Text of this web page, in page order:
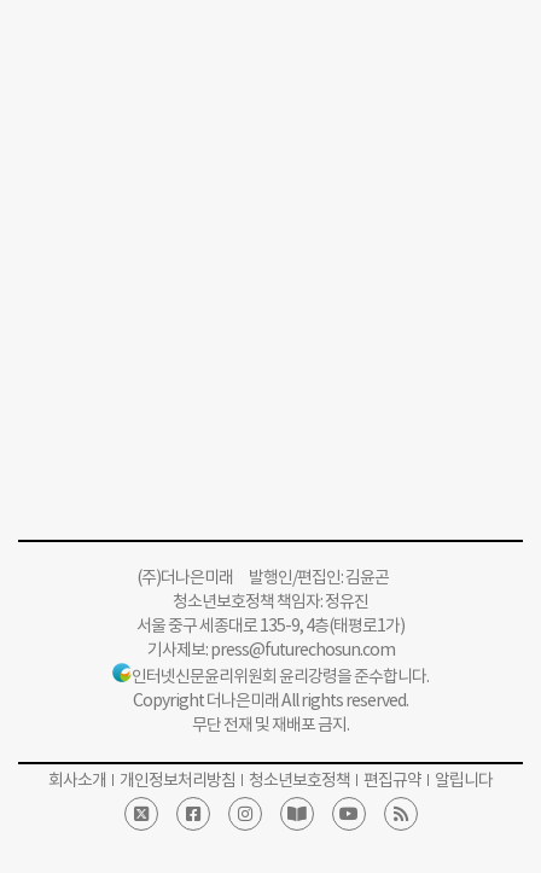
(주)더나은미래 발행인/편집인: 김윤곤
청소년보호정책 책임자: 정유진
서울 중구 세종대로 135-9, 4층(태평로1가)
기사제보:press@futurechosun.com
인터넷신문윤리위원회 윤리강령을 준수합니다.
Copyright 더나은미래 All rights reserved.
무단 전재 및 재배포 금지.
회사소개 개인정보처리방침 청소년보호정책 편집규약 알립니다